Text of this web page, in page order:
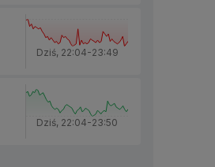
Dziś, 22:04-23:49
Dziś, 22:04-23:50